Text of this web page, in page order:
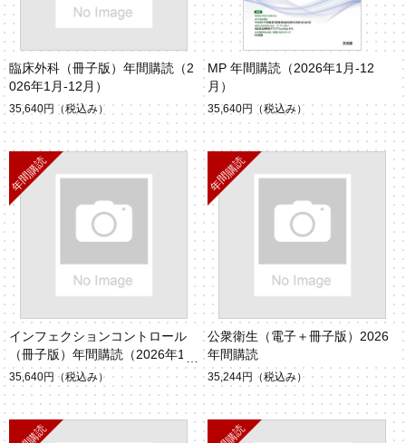
臨床外科（冊子版）年間購読（2
026年1月-12月）
35,640円 （税込み）
MP 年間購読（2026年1月-12
月）
35,640円 （税込み）
インフェクションコントロール
（冊子版）年間購読（2026年1
月-12月）
35,640円 （税込み）
公衆衛生（電子＋冊子版）2026
年間購読
35,244円 （税込み）